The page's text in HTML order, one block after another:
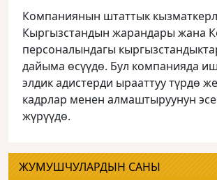
Компаниянын штаттык
Кыргызстандын жарандары жана
персоналындагы
дайыма өсүүдө. Бул компанияда
элдик адистерди ырааттуу түрдө
кадрлар менен алмаштыруунун
жүрүүдө.
ЖУМУШЧУЛАРДЫН САНЫ